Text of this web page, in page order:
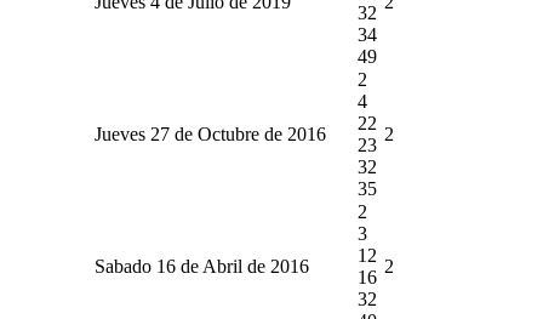
32
34
49
Jueves 27 de Octubre de 2016
2
4
22
23
32
35
2
Sabado 16 de Abril de 2016
2
3
12
16
32
2